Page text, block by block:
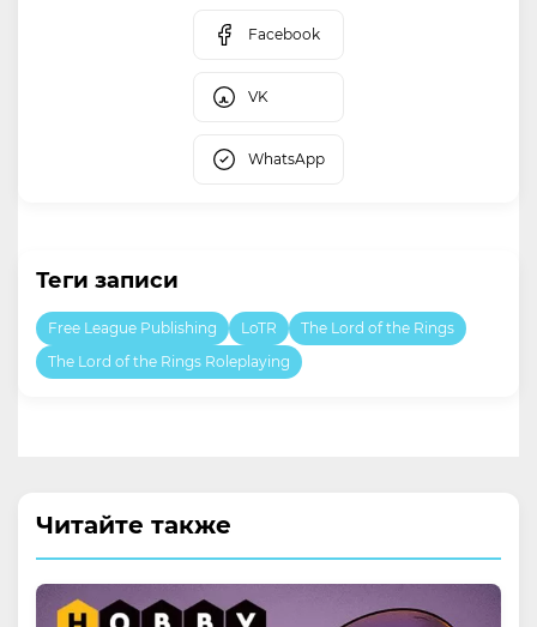
Facebook
VK
WhatsApp
Теги записи
Free League Publishing LoTR
The Lord of the Rings
The Lord of the Rings Roleplaying
Читайте также